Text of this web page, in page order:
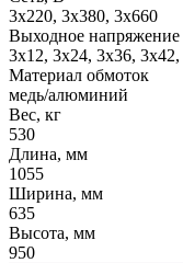
3x220, 3х380, 3x660
Выходное напряжение
3x12, 3x24, 3x36,
Материал обмоток
медь/алюминий
Вес, кг
530
Длина, мм
1055
Ширина, мм
635
Высота, мм
950